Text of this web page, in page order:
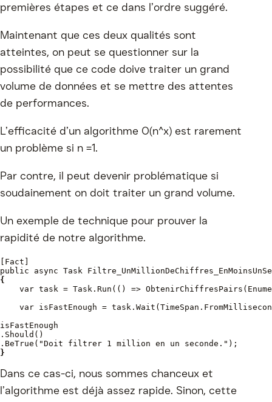
premières étapes et ce dans l’ordre suggéré.
Maintenant que ces deux qualités sont
atteintes, on peut se questionner sur la
possibilité que ce code doive traiter un grand
volume de données et se mettre des attentes
de performances.
L’efficacité d’un algorithme O(n^x) est rarement
un problème si n =1.
Par contre, il peut devenir problématique si
soudainement on doit traiter un grand volume.
Un exemple de technique pour prouver la
rapidité de notre algorithme.
[Fact]
public async Task
{
var task = Task.Run(() =>
var isFastEnough =
isFastEnough
.Should()
.BeTrue("Doit filtrer 1 million en un seconde.");
}
Dans ce cas-ci, nous sommes chanceux et
l’algorithme est déjà assez rapide. Sinon, cette